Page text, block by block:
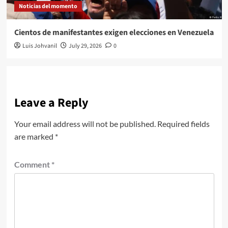
Noticias del momento
Cientos de manifestantes exigen elecciones en Venezuela
Luis Johvanil July 29, 2026 0
Leave a Reply
Your email address will not be published. Required fields
are marked *
Comment *